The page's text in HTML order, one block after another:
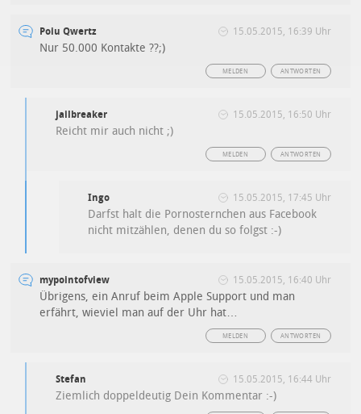
Poiu Qwertz 15.05.2015, 16:39 Uhr
Nur 50.000 Kontakte ??;)
ANTWORTEN
MELDEN
jailbreaker 15.05.2015, 16:50 Uhr
Reicht mir auch nicht ;)
ANTWORTEN
MELDEN
Ingo 15.05.2015, 17:45 Uhr
Darfst halt die Pornosternchen aus Facebook
nicht mitzählen, denen du so folgst :-)
mypointofview 15.05.2015, 16:40 Uhr
Übrigens, ein Anruf beim Apple Support und man
erfährt, wieviel man auf der Uhr hat…
ANTWORTEN
MELDEN
Stefan 15.05.2015, 16:44 Uhr
Ziemlich doppeldeutig Dein Kommentar :-)